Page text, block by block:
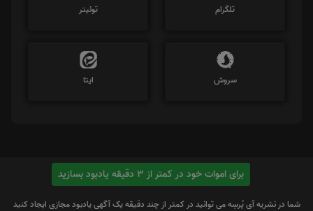
تلگرام توئیتر
سروش ایتا
برای اموات خود در کمتر از 3 دقیقه یادبود بسازید
شما در نشریه آی پُرسِه می توانید در کمتر از چند دقیقه یک آگهی یادبود مجازی ایجاد کنید